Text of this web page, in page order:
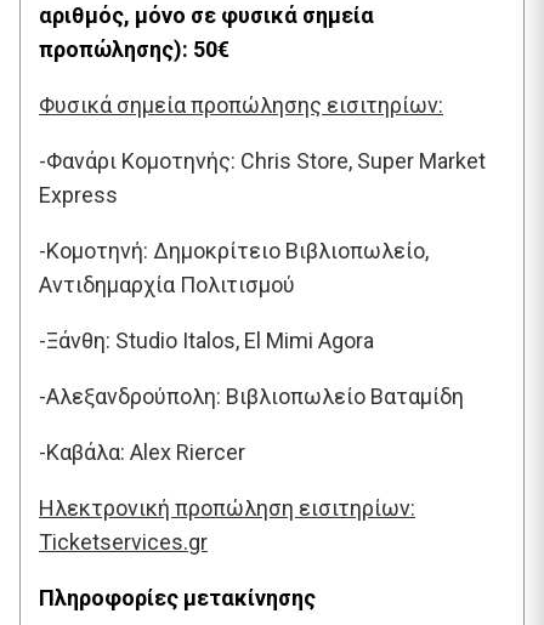
αριθμός, μόνο σε φυσικά σημεία
προπώλησης): 50€
Φυσικά σημεία προπώλησης εισιτηρίων:
-Φανάρι Κομοτηνής: Chris Store, Super Market
Express
-Κομοτηνή: Δημοκρίτειο Βιβλιοπωλείο,
Αντιδημαρχία Πολιτισμού
-Ξάνθη: Studio Italos, Εl Mimi Agora
-Αλεξανδρούπολη: Βιβλιοπωλείο Βαταμίδη
-Καβάλα: Alex Riercer
Ηλεκτρονική προπώληση εισιτηρίων:
Ticketservices.gr
Πληροφορίες μετακίνησης